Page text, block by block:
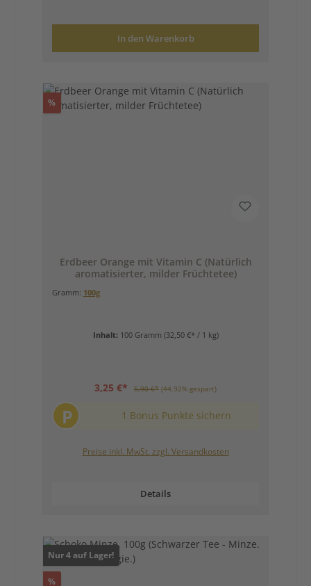
In den Warenkorb
%Rabatt
Erdbeer Orange mit Vitamin C (Natürlich
aromatisierter, milder Früchtetee)
Gramm: 100g
Inhalt: 100 Gramm (32,50 €* / 1 kg)
3,25 €* 5,90 €* (44.92% gespart)
P 1 Bonus Punkte sichern
Preise inkl. MwSt. zzgl. Versandkosten
Details
Nur 4 auf Lager!
%Rabatt